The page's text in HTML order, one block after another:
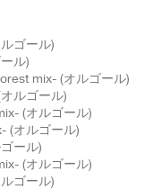
ゴール)
ル)
mix- (オルゴール)
ルゴール)
(オルゴール)
(オルゴール)
ール)
(オルゴール)
ゴール)